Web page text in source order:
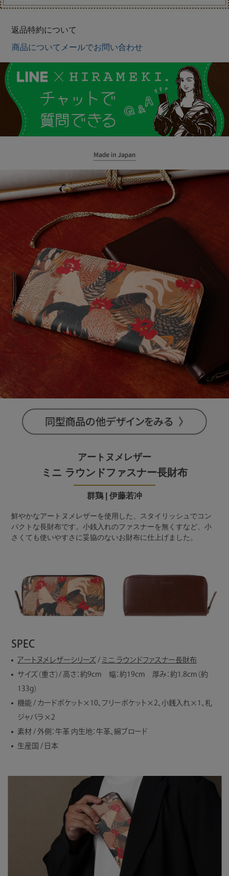
返品特約について
商品についてメールでお問い合わせ
アートヌメレザー
ミニ ラウンドファスナー長財布
群鶏 | 伊藤若冲
鮮やかなアートヌメレザーを使用した、スタイリッシュでコン
パクトな長財布です。小銭入れのファスナーを無くすなど、小
さくても使いやすさに妥協のないお財布に仕上げました。
SPEC
アートヌメレザーシリーズ / ミニ ラウンドファスナー長財布
サイズ（重さ）/ 高さ：約9cm 幅：約19cm 厚み：約1.8cm（約
133g）
機能 / カードポケット×10、フリーポケット×2、小銭入れ×1、札
ジャバラ×2
素材 / 外側：牛革 内生地：牛革、綿ブロード
生産国 / 日本